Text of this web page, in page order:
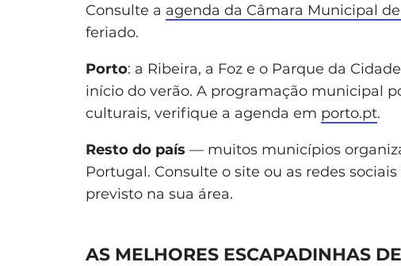
Consulte a agenda da Câmara Municipal
feriado.
Porto: a Ribeira, a Foz e o Parque da
início do verão. A programação municipal
culturais, verifique a agenda em porto.pt.
Resto do país — muitos municípios
Portugal. Consulte o site ou as redes
previsto na sua área.
AS MELHORES ESCAPADINHAS